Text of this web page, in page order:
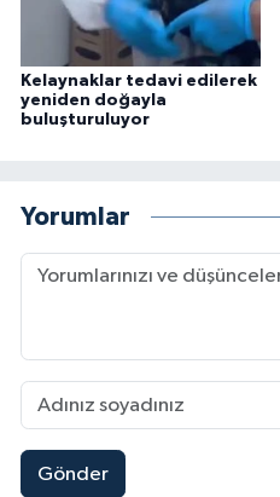
Kelaynaklar tedavi edilerek
yeniden doğayla
buluşturuluyor
Yorumlar
Gönder